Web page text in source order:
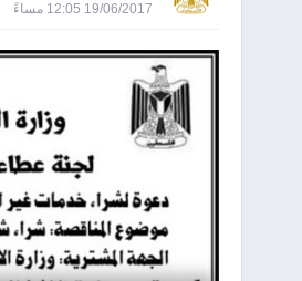
19/06/2017 12:05 مساءً